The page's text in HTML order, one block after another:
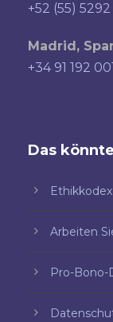
+52 (55)
Madrid,
+34 91 192
Das
Ethikkodex
Arbeiten
Pro-Bono-